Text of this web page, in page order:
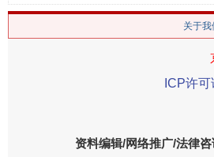
关于我
ICP许
资料编辑/网络推广/法律咨